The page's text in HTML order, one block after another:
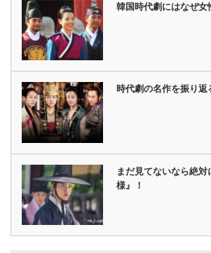
韓国時代劇にはなぜ
時代劇の名作を振り返
まだ見てないなら絶
様』！